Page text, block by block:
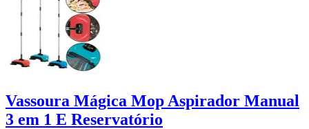
Vassoura Mágica Mop Aspirador Manual
3 em 1 E Reservatório